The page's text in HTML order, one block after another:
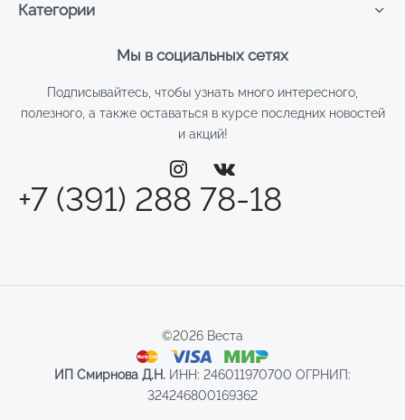
Мы в социальных сетях
Подписывайтесь, чтобы узнать много интересного,
полезного, а также оставаться в курсе последних новостей
и акций!
+7 (391) 288 78-18
Категории
©2026 Веста
ИП Смирнова Д.Н. ИНН: 246011970700 ОГРНИП:
324246800169362